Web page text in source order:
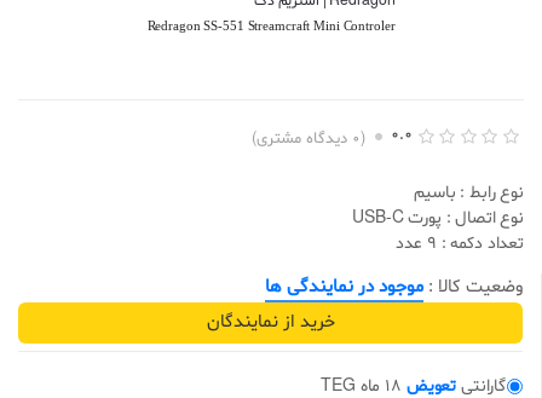
Redragon SS-551 Streamcraft Mini Controler
ت
ی
ا
ز
ه
ی
0
0
ا
0.0
(
0 دیدگاه مشتری)
نوع رابط : باسیم
نوع اتصال : پورت USB-C
تعداد دکمه : 9 عدد
وضعیت کالا : موجود در نمایندگی ها
خرید از نمایندگان
گارانتی تعویض